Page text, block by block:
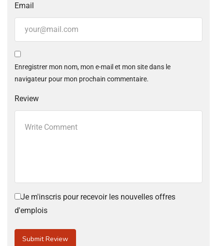
Email
Enregistrer mon nom, mon e-mail et mon site dans le
navigateur pour mon prochain commentaire.
Review
Je m'inscris pour recevoir les nouvelles offres
d'emplois